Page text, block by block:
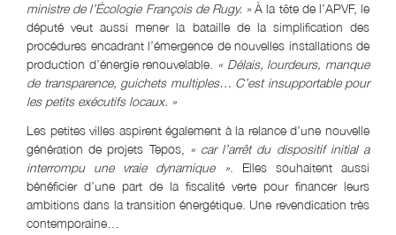
ministre de l’Écologie François de Rugy. » À la tête de l’APVF, le
député veut aussi mener la bataille de la simplification des
procédures encadrant l’émergence de nouvelles installations de
production d’énergie renouvelable. « Délais, lourdeurs, manque
de transparence, guichets multiples… C’est insupportable pour
les petits exécutifs locaux. »
Les petites villes aspirent également à la relance d’une nouvelle
génération de projets Tepos, « car l’arrêt du dispositif initial a
interrompu une vraie dynamique ». Elles souhaitent aussi
bénéficier d’une part de la fiscalité verte pour financer leurs
ambitions dans la transition énergétique. Une revendication très
contemporaine…